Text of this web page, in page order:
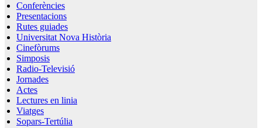
Conferències
Presentacions
Rutes guiades
Universitat Nova Història
Cinefòrums
Simposis
Radio-Televisió
Jornades
Actes
Lectures en linia
Viatges
Sopars-Tertúlia